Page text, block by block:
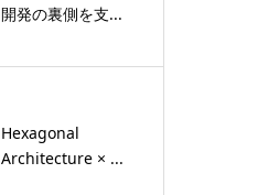
開発の裏側を支...
Hexagonal
Architecture × ...